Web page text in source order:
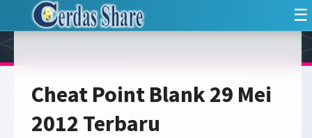
☰
Cheat Point Blank 29 Mei
2012 Terbaru